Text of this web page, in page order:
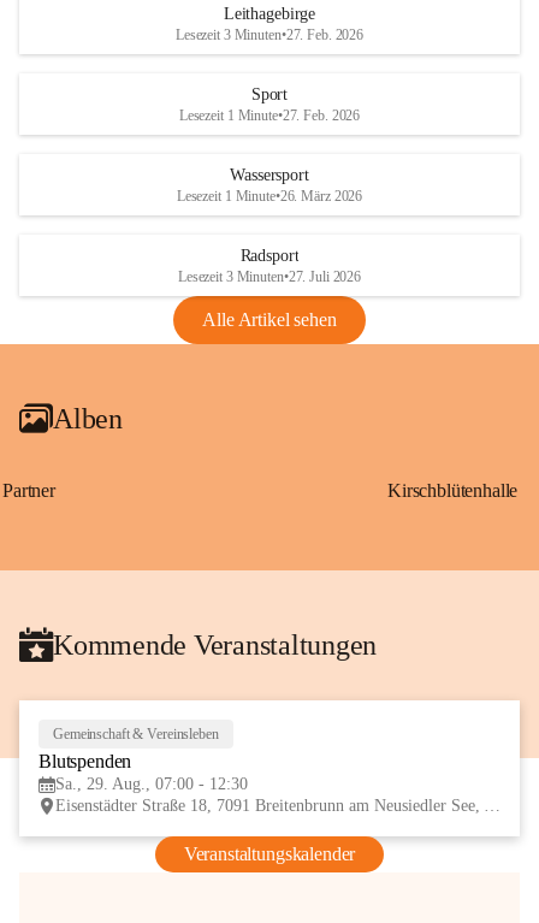
Maßnahmen zur Bekämpfung
Rebe und der Amerikanischen
Anhang VBl. EU Nr. 18
1 Seite•1,4 MB
VBl. EU Nr. 18_2026
Leithagebirge
Lesezeit 3 Minuten•27. Feb. 2026
Sport
Lesezeit 1 Minute•27. Feb. 2026
Wassersport
Lesezeit 1 Minute•26. März 2026
Radsport
Lesezeit 3 Minuten•27. Juli 2026
Alle Artikel sehen
Alben
Partner Kirschblütenhalle
Kommende Veranstaltungen
Gemeinschaft & Vereinsleben
Blutspenden
Sa., 29. Aug., 07:00 - 12:30
Eisenstädter Straße 18, 7091 Breitenbrunn am Neusiedler See, AUT
Veranstaltungskalender